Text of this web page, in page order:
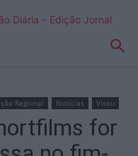
Diária – Edição Jornal
Regional Notícias Viseu
for